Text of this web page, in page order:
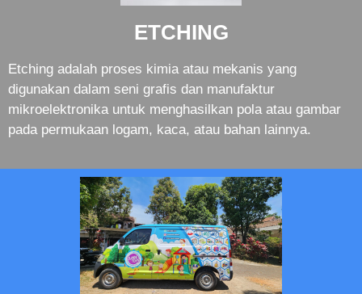
ETCHING
Etching adalah proses kimia atau mekanis yang
digunakan dalam seni grafis dan manufaktur
mikroelektronika untuk menghasilkan pola atau gambar
pada permukaan logam, kaca, atau bahan lainnya.